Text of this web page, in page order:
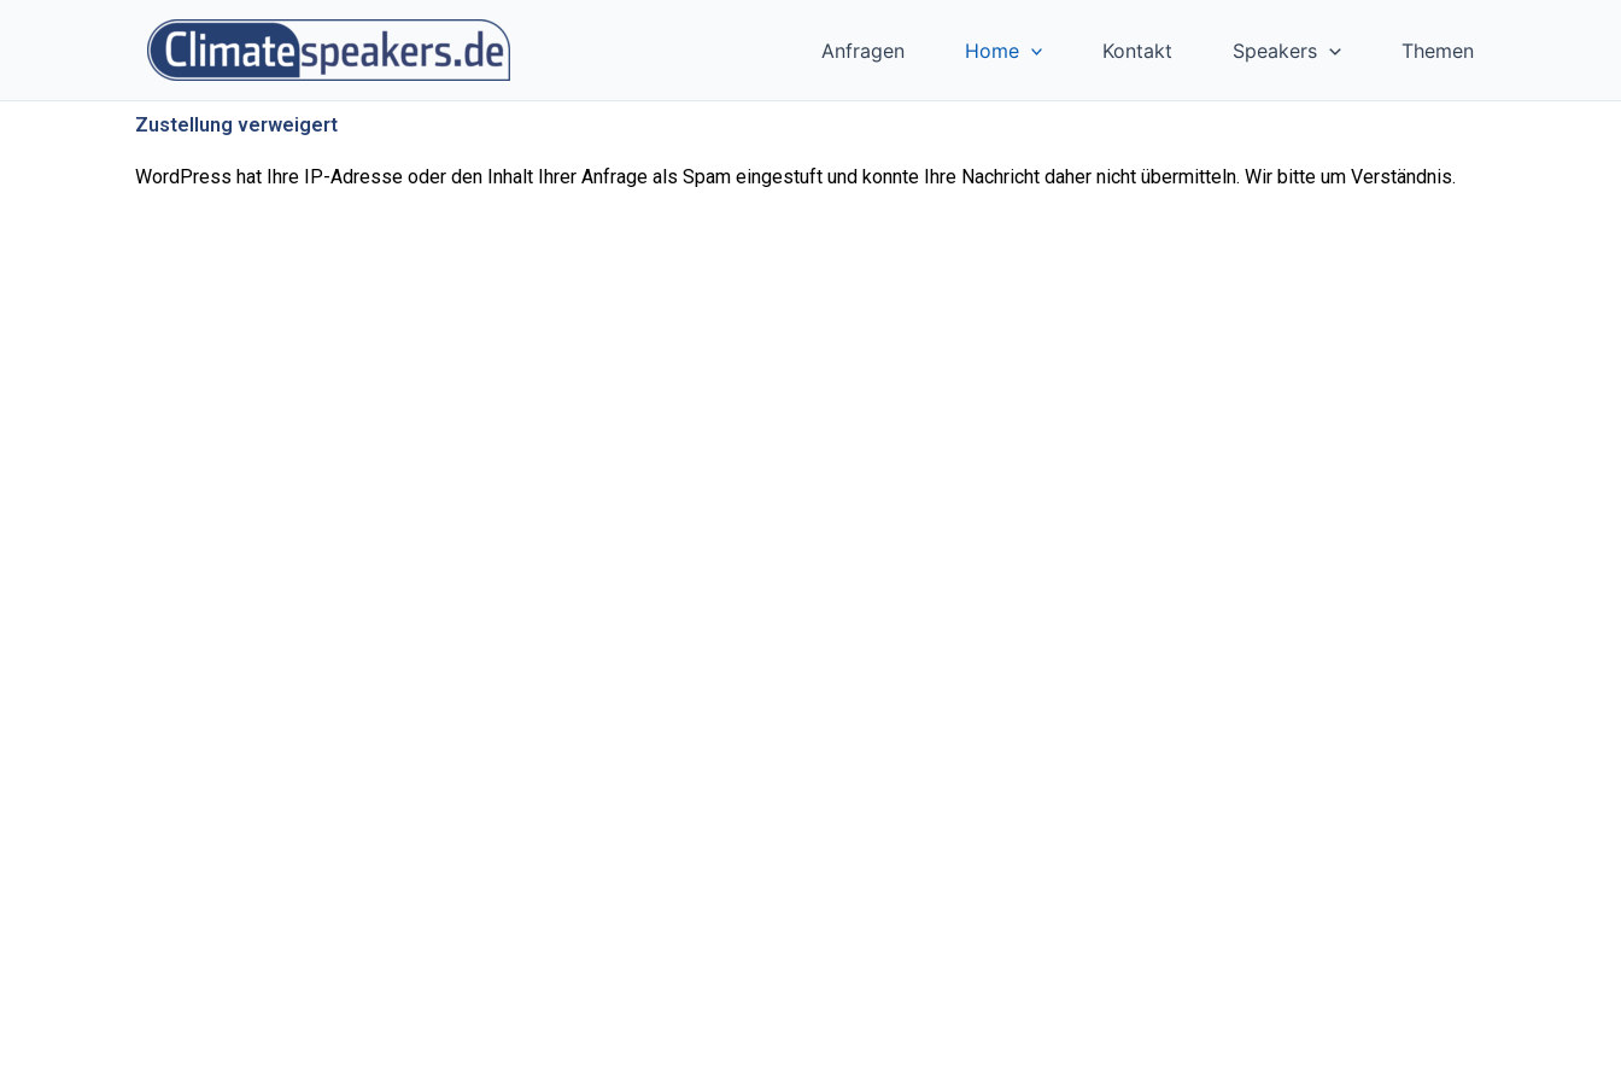
Anfragen Home Kontakt Speakers Themen
Zustellung verweigert
WordPress hat Ihre IP-Adresse oder den Inhalt Ihrer Anfrage als Spam eingestuft und konnte Ihre Nachricht daher nicht übermitteln. Wir bitte um Verständnis.